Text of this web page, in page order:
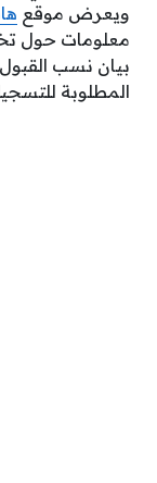
ويعرض موقع
معلومات حول
بيان نسب
المطلوبة